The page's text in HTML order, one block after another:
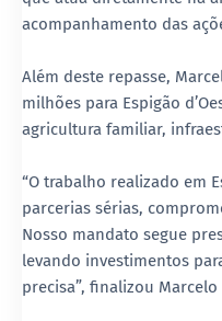
acompanhamento das
Além deste repasse,
milhões para Espigão
agricultura familiar,
“O trabalho realizado em
parcerias sérias,
Nosso mandato segue
levando investimentos
precisa”, finalizou Marcelo